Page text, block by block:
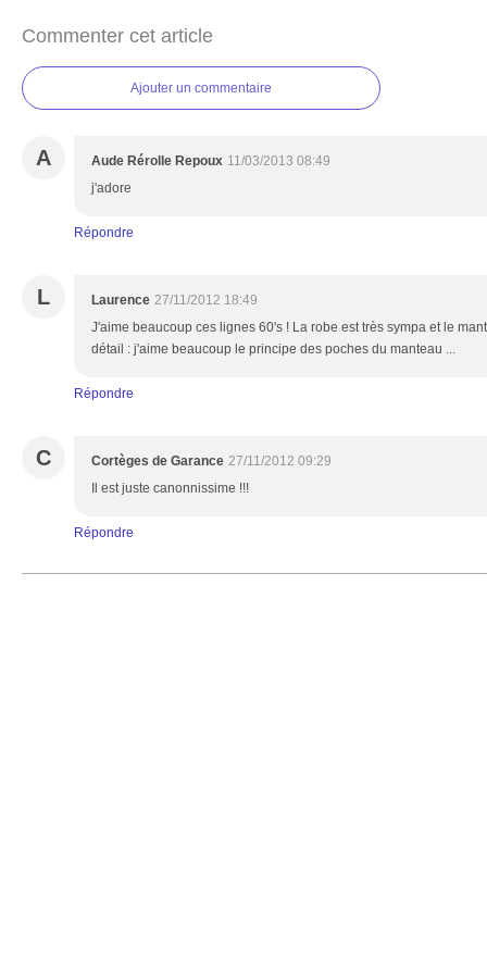
Commenter cet article
Ajouter un commentaire
A Aude Rérolle Repoux 11/03/2013 08:49
j'adore
Répondre
L Laurence 27/11/2012 18:49
J'aime beaucoup ces lignes 60's ! La robe est très sympa et le
détail : j'aime beaucoup le principe des poches du manteau ...
Répondre
C Cortèges de Garance 27/11/2012 09:29
Il est juste canonnissime !!!
Répondre